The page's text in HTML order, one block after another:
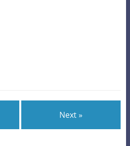
Next »